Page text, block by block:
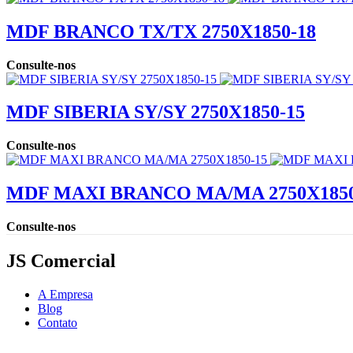
MDF BRANCO TX/TX 2750X1850-18
Consulte-nos
MDF SIBERIA SY/SY 2750X1850-15
Consulte-nos
MDF MAXI BRANCO MA/MA
Consulte-nos
JS Comercial
A Empresa
Blog
Contato